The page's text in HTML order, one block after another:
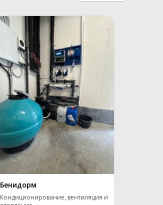
Бенидорм
Кондиционирование, вентиляция и